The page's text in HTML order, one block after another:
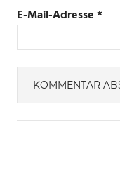
E-Mail-Adresse*